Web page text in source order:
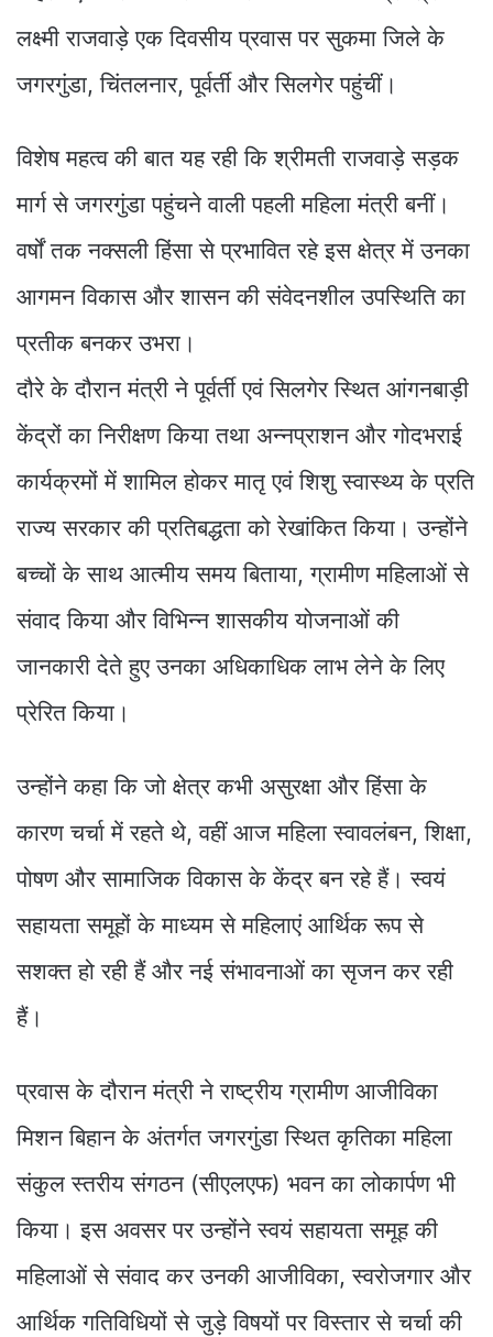
लक्ष्मी राजवाड़े एक दिवसीय प्रवास पर सुकमा जिले के
जगरगुंडा, चिंतलनार, पूर्वर्ती और सिलगेर पहुंचीं।
विशेष महत्व की बात यह रही कि श्रीमती राजवाड़े सड़क
मार्ग से जगरगुंडा पहुंचने वाली पहली महिला मंत्री बनीं।
वर्षों तक नक्सली हिंसा से प्रभावित रहे इस क्षेत्र में उनका
आगमन विकास और शासन की संवेदनशील उपस्थिति का
प्रतीक बनकर उभरा।
दौरे के दौरान मंत्री ने पूर्वर्ती एवं सिलगेर स्थित आंगनबाड़ी
केंद्रों का निरीक्षण किया तथा अन्नप्राशन और गोदभराई
कार्यक्रमों में शामिल होकर मातृ एवं शिशु स्वास्थ्य के प्रति
राज्य सरकार की प्रतिबद्धता को रेखांकित किया। उन्होंने
बच्चों के साथ आत्मीय समय बिताया, ग्रामीण महिलाओं से
संवाद किया और विभिन्न शासकीय योजनाओं की
जानकारी देते हुए उनका अधिकाधिक लाभ लेने के लिए
प्रेरित किया।
उन्होंने कहा कि जो क्षेत्र कभी असुरक्षा और हिंसा के
कारण चर्चा में रहते थे, वहीं आज महिला स्वावलंबन, शिक्षा,
पोषण और सामाजिक विकास के केंद्र बन रहे हैं। स्वयं
सहायता समूहों के माध्यम से महिलाएं आर्थिक रूप से
सशक्त हो रही हैं और नई संभावनाओं का सृजन कर रही
हैं।
प्रवास के दौरान मंत्री ने राष्ट्रीय ग्रामीण आजीविका
मिशन बिहान के अंतर्गत जगरगुंडा स्थित कृतिका महिला
संकुल स्तरीय संगठन (सीएलएफ) भवन का लोकार्पण भी
किया। इस अवसर पर उन्होंने स्वयं सहायता समूह की
महिलाओं से संवाद कर उनकी आजीविका, स्वरोजगार और
आर्थिक गतिविधियों से जुड़े विषयों पर विस्तार से चर्चा की